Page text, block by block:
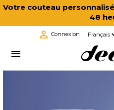
Votre couteau
48
 Connexion
